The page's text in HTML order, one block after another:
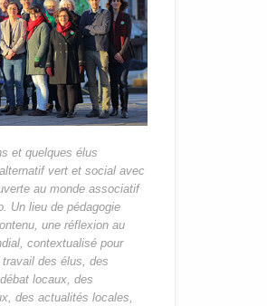
et quelques élus
vert et social avec
au monde associatif
Un lieu de pédagogie
une réflexion au
contextualisé pour
des élus, des
locaux, des
des actualités locales,